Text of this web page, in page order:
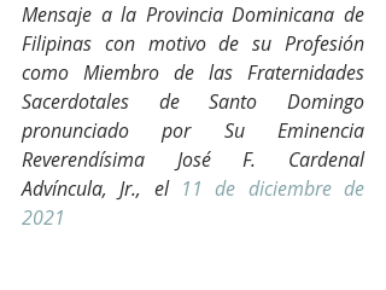
Mensaje a la Provincia Dominicana de
Filipinas con motivo de su Profesión
como Miembro de las Fraternidades
Sacerdotales de Santo Domingo
pronunciado por Su Eminencia
Reverendísima José F. Cardenal
Advíncula, Jr., el 11 de diciembre de
2021